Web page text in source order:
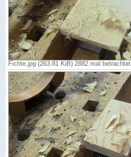
Fichte.jpg (263.81 KiB) 2882 mal betrachtet